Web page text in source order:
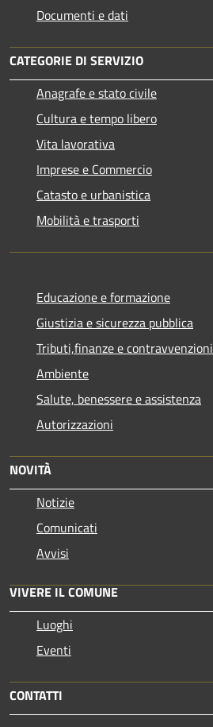
Documenti e dati
CATEGORIE DI SERVIZIO
Anagrafe e stato civile
Cultura e tempo libero
Vita lavorativa
Imprese e Commercio
Catasto e urbanistica
Mobilità e trasporti
Educazione e formazione
Giustizia e sicurezza pubblica
Tributi,finanze e contravvenzioni
Ambiente
Salute, benessere e assistenza
Autorizzazioni
NOVITÀ
Notizie
Comunicati
Avvisi
VIVERE IL COMUNE
Luoghi
Eventi
CONTATTI